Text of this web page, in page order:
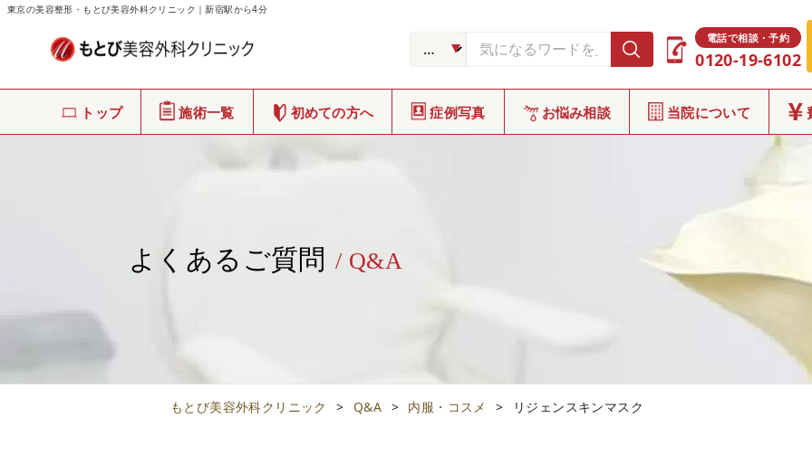
東京の美容整形・もとび美容外科クリニック｜新宿駅から4分
電話で相談・予約
0120-19-6102
トップ 施術一覧 初めての方へ 症例写真 お悩み相談 当院について
よくあるご質問 / Q&A
もとび美容外科クリニック > Q&A > 内服・コスメ > リジェンスキンマスク